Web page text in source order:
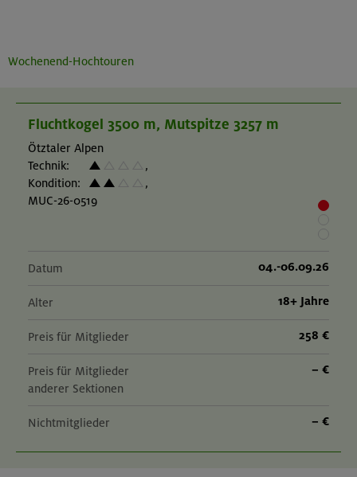
Wochenend-Hochtouren
Fluchtkogel 3500 m, Mutspitze 3257 m
Ötztaler Alpen
Technik:
,
Kondition:
,
MUC-26-0519
Datum 04.-06.09.26
Alter 18+ Jahre
Preis für Mitglieder 258 €
Preis für Mitglieder
anderer Sektionen
– €
Nichtmitglieder – €